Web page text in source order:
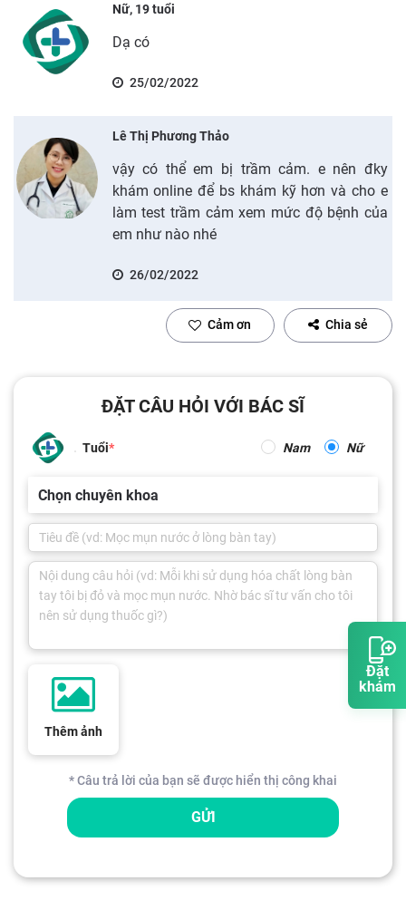
Đặt
khám
Nữ, 19 tuổi
Dạ có
25/02/2022
Lê Thị Phương Thảo
vậy có thể em bị trầm cảm. e nên đky
khám online để bs khám kỹ hơn và cho e
làm test trầm cảm xem mức độ bệnh của
em như nào nhé
26/02/2022
Cảm ơn Chia sẻ
ĐẶT CÂU HỎI VỚI BÁC SĨ
Tuổi Nam Nữ
Chọn chuyên khoa
Thêm ảnh
* Câu trả lời của bạn sẽ được hiển thị công khai
GỬI